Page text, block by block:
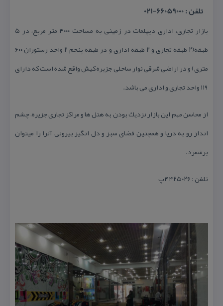
تلفن : 66059000-021
بازار تجاری، اداری دیپلمات در زمینی به مساحت ۴۰۰۰ متر مربع، در ۵
طبقه(۲ طبقه تجاری و ۲ طبقه اداری و در طبقه پنجم ۲ واحد رستوران ۶۰۰
متری) و در اراضی شرقی نوار ساحلی جزیره كیش واقع شده است كه دارای
۱۱۹ واحد تجاری و اداری می باشد.
از محاسن مهم این بازار نزدیك بودن به هتل ها و مراكز تجاری جزیره، چشم
انداز رو به دریا و همچنین فضای سبز و دل انگیز بیرونی آنرا را میتوان
برشمرد.
تلفن : ۴۴۲۵۰۲۶پ